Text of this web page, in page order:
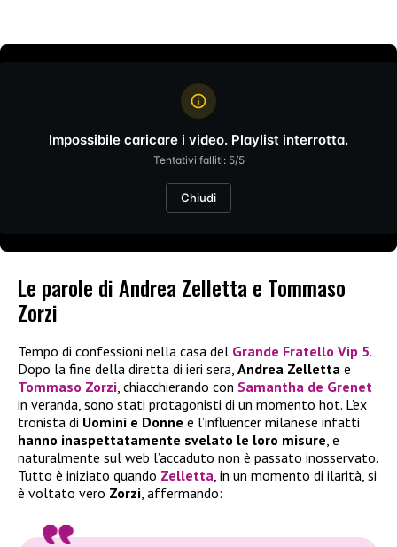
Impossibile caricare i video. Playlist interrotta.
Tentativi falliti: 5/5
Chiudi
Le parole di Andrea Zelletta e Tommaso
Zorzi
Tempo di confessioni nella casa del Grande Fratello Vip 5.
Dopo la fine della diretta di ieri sera, Andrea Zelletta e
Tommaso Zorzi, chiacchierando con Samantha de Grenet
in veranda, sono stati protagonisti di un momento hot. L’ex
tronista di Uomini e Donne e l’influencer milanese infatti
hanno inaspettatamente svelato le loro misure, e
naturalmente sul web l’accaduto non è passato inosservato.
Tutto è iniziato quando Zelletta, in un momento di ilarità, si
è voltato vero Zorzi, affermando: